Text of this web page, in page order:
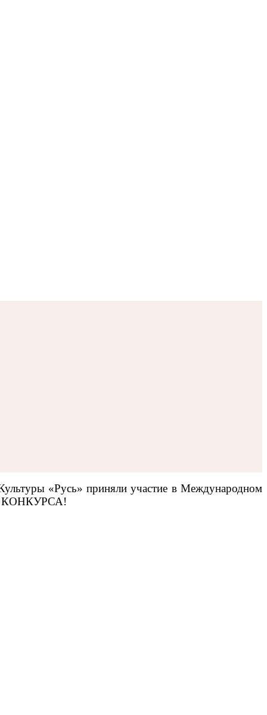
«Русь» приняли участие в Международном
КОНКУРСА!